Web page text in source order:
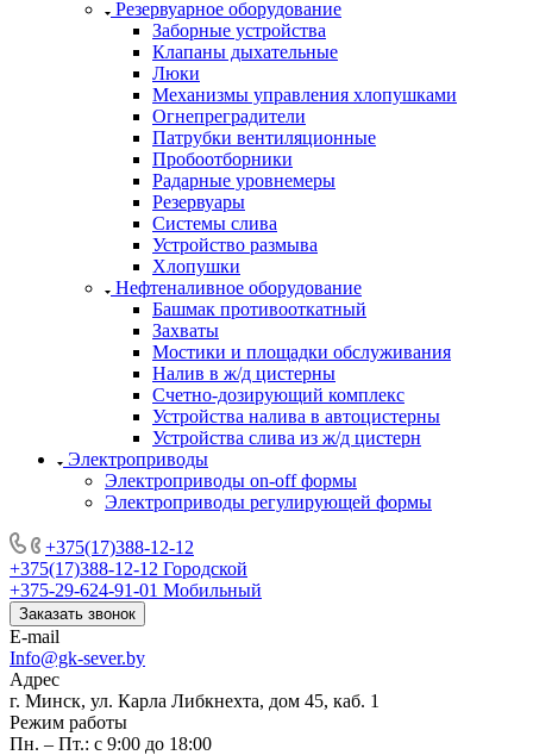
Резервуарное оборудование
Заборные устройства
Клапаны дыхательные
Люки
Механизмы управления хлопушками
Огнепреградители
Патрубки вентиляционные
Пробоотборники
Радарные уровнемеры
Резервуары
Системы слива
Устройство размыва
Хлопушки
Нефтеналивное оборудование
Башмак противооткатный
Захваты
Мостики и площадки обслуживания
Налив в ж/д цистерны
Счетно-дозирующий комплекс
Устройства налива в автоцистерны
Устройства слива из ж/д цистерн
Электроприводы
Электроприводы on-off формы
Электроприводы регулирующей формы
+375(17)388-12-12
+375(17)388-12-12 Городской
+375-29-624-91-01 Мобильный
Заказать звонок
E-mail
Info@gk-sever.by
Адрес
г. Минск, ул. Карла Либкнехта, дом 45, каб. 1
Режим работы
Пн. – Пт.: с 9:00 до 18:00